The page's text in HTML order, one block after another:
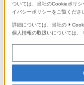
ソニーストア 店舗の
ソニーショップ（ソニ
ソニーストアの特典・
（長期保証、下取サー
ついては、当社のCookieポリ
イバシーポリシーをご覧くださ
詳細については、当社の
個人情報の取扱いについては、